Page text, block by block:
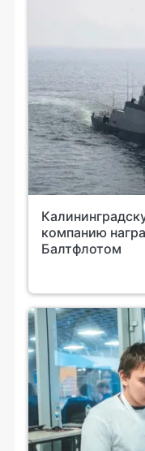
компанию
Балтфлотом